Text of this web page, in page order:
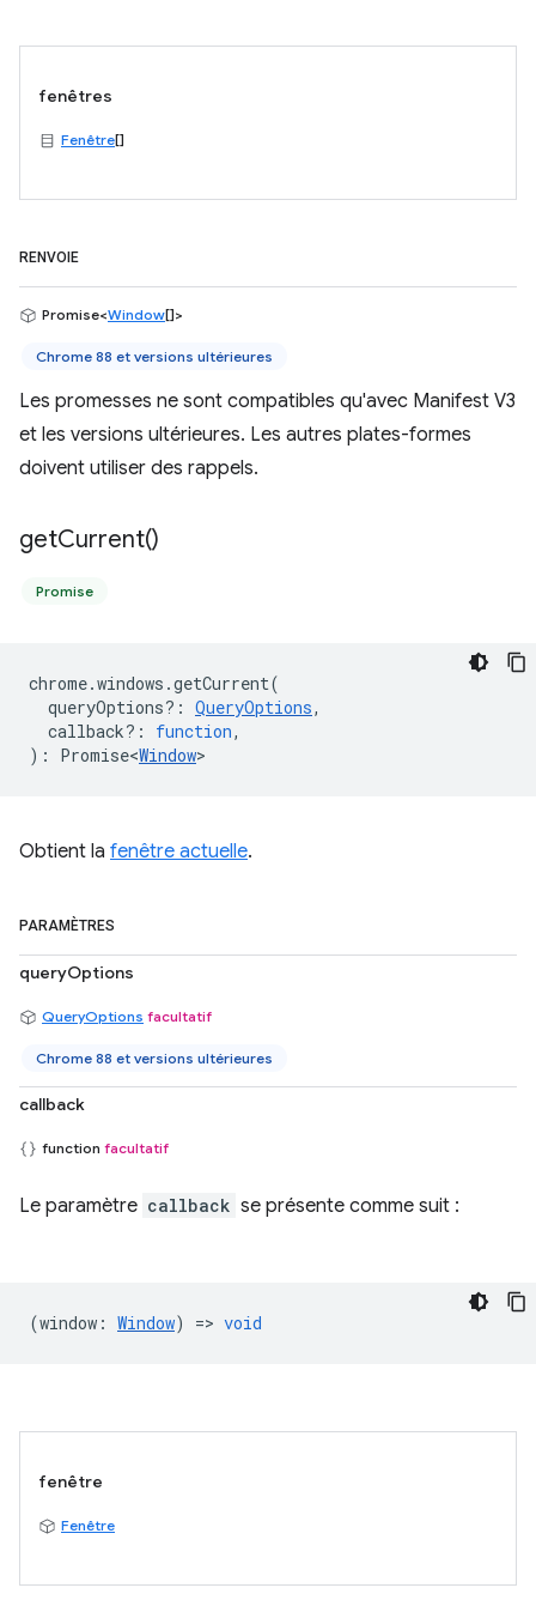
fenêtres
Fenêtre[]
RENVOIE
Promise<Window[]>
Chrome 88 et versions ultérieures
Les promesses ne sont compatibles qu'avec Manifest V3
et les versions ultérieures. Les autres plates-formes
doivent utiliser des rappels.
getCurrent()
Promise
chrome.windows .getCurrent(
queryOptions? : QueryOptions,
callback? : function,
) : Promise<Window>
Obtient la fenêtre actuelle.
PARAMÈTRES
queryOptions
QueryOptions facultatif
Chrome 88 et versions ultérieures
callback
function facultatif
Le paramètre callback se présente comme suit :
(window : Window) => void
fenêtre
Fenêtre